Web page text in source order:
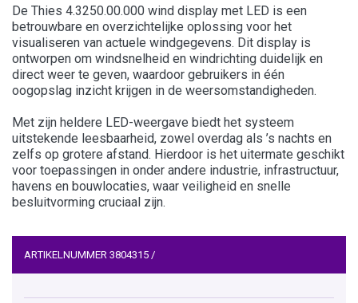
De Thies 4.3250.00.000 wind display met LED is een
betrouwbare en overzichtelijke oplossing voor het
visualiseren van actuele windgegevens. Dit display is
ontworpen om windsnelheid en windrichting duidelijk en
direct weer te geven, waardoor gebruikers in één
oogopslag inzicht krijgen in de weersomstandigheden.
Met zijn heldere LED-weergave biedt het systeem
uitstekende leesbaarheid, zowel overdag als ’s nachts en
zelfs op grotere afstand. Hierdoor is het uitermate geschikt
voor toepassingen in onder andere industrie, infrastructuur,
havens en bouwlocaties, waar veiligheid en snelle
besluitvorming cruciaal zijn.
ARTIKELNUMMER 3804315 /